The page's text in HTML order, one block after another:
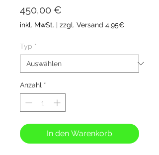
450,00 €
inkl. MwSt. | zzgl. Versand 4.95€
Typ *
Anzahl *
In den Warenkorb